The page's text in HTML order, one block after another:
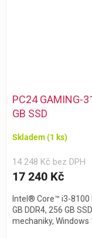
PC24 GAMING-
GB SSD
Skladem(1 ks)
14 248 Kč bez DPH
17 240 Kč
Intel® Core™ i3-8100
GB DDR4, 256 GB
mechaniky, Windows